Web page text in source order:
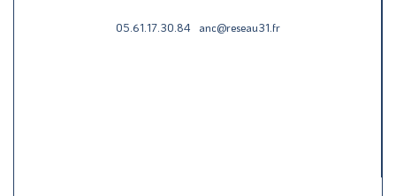
05.61.17.30.84 anc@reseau31.fr